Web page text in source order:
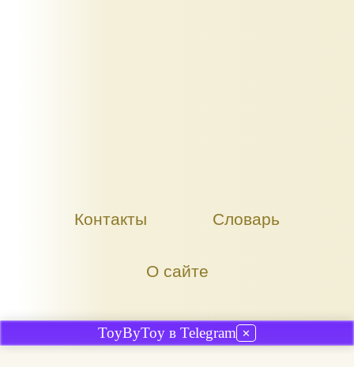
Контакты Словарь
О сайте
ToyByToy в Telegram ✕